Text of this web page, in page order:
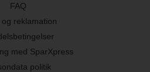
FAQ
og reklamation
med SparXpress
politik